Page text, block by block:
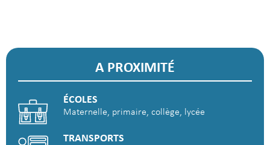
A PROXIMITÉ
ÉCOLES
Maternelle, primaire, collège, lycée
TRANSPORTS